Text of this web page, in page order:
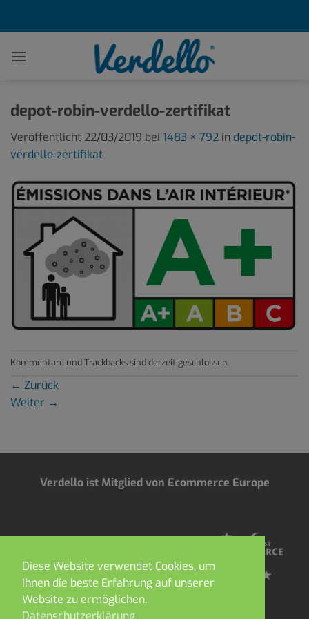
depot-robin-verdello-zertifikat
Veröffentlicht 22/03/2019 bei 1483 × 792 in depot-robin-
verdello-zertifikat
Kommentare und Trackbacks sind derzeit geschlossen.
← Zurück
Weiter →
Verdello ist Mitglied von Ecommerce Europe
Diese Website verwendet Cookies, um
Ihnen die beste Erfahrung auf unserer
Website zu ermöglichen.
Datenschutzerklärung